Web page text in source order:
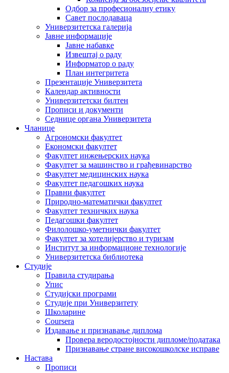
Одбор за професионалну етику
Савет послодаваца
Универзитетска галерија
Јавне информације
Јавне набавке
Извештај о раду
Информатор о раду
План интегритета
Презентације Универзитета
Календар активности
Универзитетски билтен
Прописи и документи
Седнице органа Универзитета
Чланице
Агрономски факултет
Економски факултет
Факултет инжењерских наука
Факултет за машинство и грађевинарство
Факултет медицинских наука
Факултет педагошких наука
Правни факултет
Природно-математички факултет
Факултет техничких наука
Педагошки факултет
Филолошко-уметнички факултет
Факултет за хотелијерство и туризам
Институт за информационе технологије
Универзитетска библиотека
Студије
Правила студирања
Упис
Студијски програми
Студије при Универзитету
Школарине
Coursera
Издавање и признавање диплома
Провера веродостојности дипломе/података
Признавање стране високошколске исправе
Настава
Прописи